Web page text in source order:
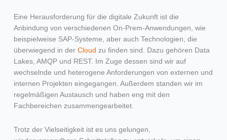
Eine Herausforderung für die digitale Zukunft ist die
Anbindung von verschiedenen On-Prem-Anwendungen, wie
beispielweise SAP-Systeme, aber auch Technologien, die
überwiegend in der Cloud zu finden sind. Dazu gehören Data
Lakes, AMQP und REST. Im Zuge dessen sind wir auf
wechselnde und heterogene Anforderungen von externen und
internen Projekten eingegangen. Außerdem standen wir im
regelmäßigen Austausch und haben eng mit den
Fachbereichen zusammengearbeitet.
Trotz der Vielseitigkeit ist es uns gelungen,